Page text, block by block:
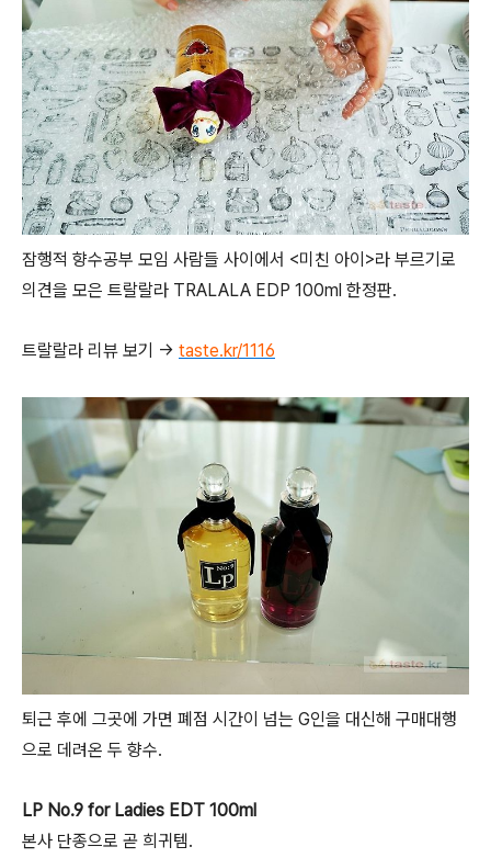
잠행적 향수공부 모임 사람들 사이에서 <미친 아이>라 부르기로
의견을 모은 트랄랄라 TRALALA EDP 100ml 한정판.
트랄랄라 리뷰 보기 → taste.kr/1116
퇴근 후에 그곳에 가면 폐점 시간이 넘는 G인을 대신해 구매대행
으로 데려온 두 향수.
LP No.9 for Ladies EDT 100ml
본사 단종으로 곧 희귀템.